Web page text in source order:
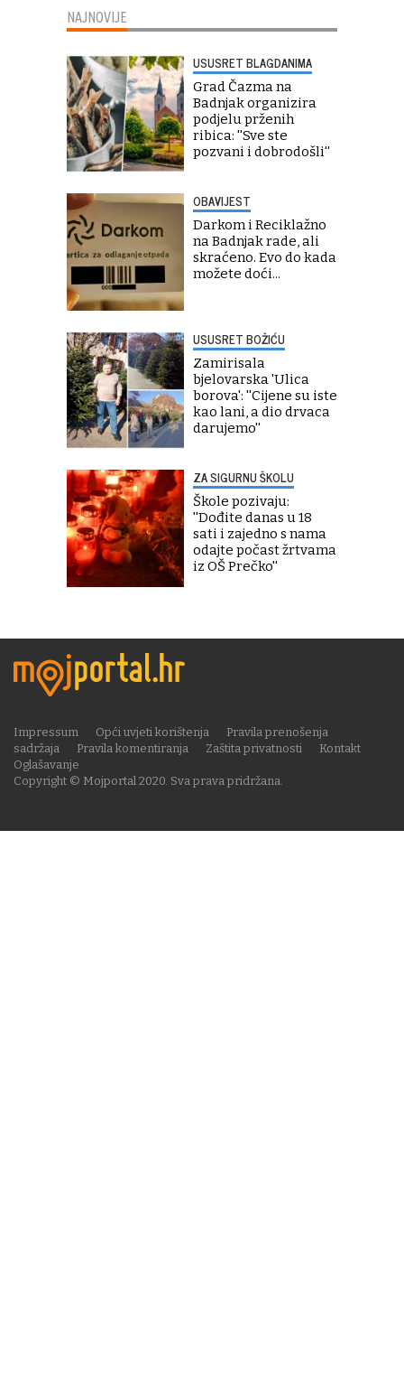
NAJNOVIJE
USUSRET BLAGDANIMA
Grad Čazma na
Badnjak organizira
podjelu prženih
ribica: ''Sve ste
pozvani i dobrodošli''
OBAVIJEST
Darkom i Reciklažno
na Badnjak rade, ali
skraćeno. Evo do kada
možete doći...
USUSRET BOŽIĆU
Zamirisala
bjelovarska 'Ulica
borova': ''Cijene su iste
kao lani, a dio drvaca
darujemo''
ZA SIGURNU ŠKOLU
Škole pozivaju:
''Dođite danas u 18
sati i zajedno s nama
odajte počast žrtvama
iz OŠ Prečko''
Copyright © Mojportal 2020. Sva prava pridržana.
Impressum Opći uvjeti korištenja
Pravila prenošenja
sadržaja
Pravila komentiranja Zaštita privatnosti
Kontakt
Oglašavanje